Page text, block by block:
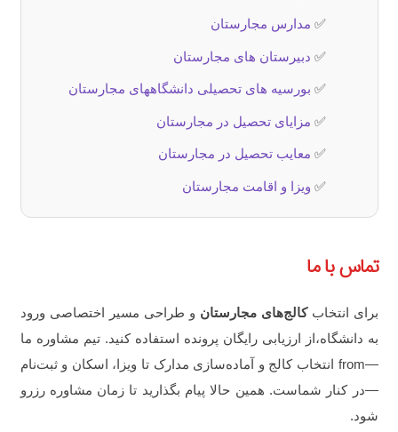
✅ مدارس مجارستان
✅ دبیرستان های مجارستان
✅ بورسیه های تحصیلی دانشگاههای مجارستان
✅ مزایای تحصیل در مجارستان
✅ معایب تحصیل در مجارستان
✅ ویزا و اقامت مجارستان
تماس با ما
برای انتخابکالج‌های مجارستان و طراحی مسیر اختصاصی ورود
به دانشگاه،از ارزیابی رایگان پرونده استفاده کنید. تیم مشاوره ما
—from انتخاب کالج و آماده‌سازی مدارک تا ویزا، اسکان و ثبت‌نام
—در کنار شماست. همین حالا پیام بگذارید تا زمان مشاوره رزرو
شود.